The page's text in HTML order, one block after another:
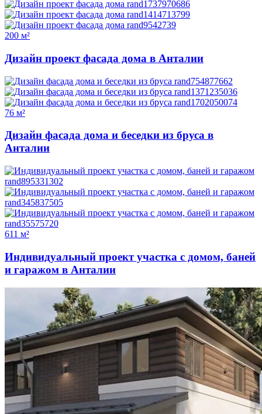
200 м²
Дизайн проект фасада дома в Анталии
76 м²
Дизайн фасада дома и беседки из бруса в
Анталии
611 м²
Индивидуальный проект участка с домом, баней
и гаражом в Анталии